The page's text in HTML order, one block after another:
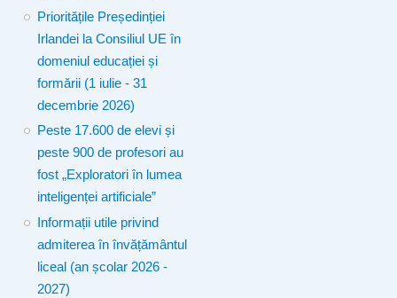
Prioritățile Președinției
Irlandei la Consiliul UE în
domeniul educației și
formării (1 iulie - 31
decembrie 2026)
Peste 17.600 de elevi și
peste 900 de profesori au
fost „Exploratori în lumea
inteligenței artificiale”
Informații utile privind
admiterea în învățământul
liceal (an școlar 2026 -
2027)